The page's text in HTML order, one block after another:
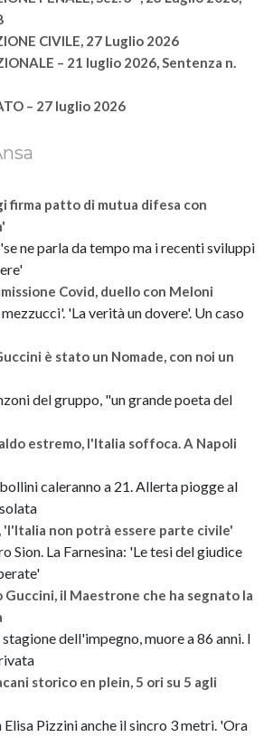
CIVILE, 27 Luglio 2026
– 21 luglio 2026, Sentenza n.
– 27 luglio 2026
firma patto di mutua difesa con
ne parla da tempo ma i recenti sviluppi
Covid, duello con Meloni
'La verità un dovere'. Un caso
è stato un Nomade, con noi un
del gruppo, "un grande poeta del
estremo, l'Italia soffoca. A Napoli
caleranno a 21. Allerta piogge al
'l'Italia non potrà essere parte civile'
Sion. La Farnesina: 'Le tesi del giudice
Guccini, il Maestrone che ha segnato la
dell'impegno, muore a 86 anni. I
storico en plein, 5 ori su 5 agli
Elisa Pizzini anche il sincro 3 metri. 'Ora